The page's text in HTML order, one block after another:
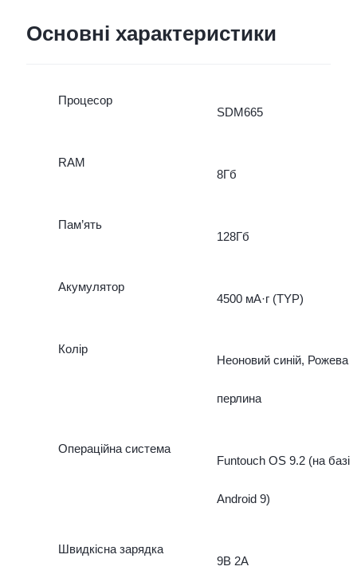
Основні характеристики
Процесор
SDM665
RAM
8Гб
Пам’ять
128Гб
Акумулятор
4500 мА·г (TYP)
Колір
Неоновий синій, Рожева
перлина
Операційна система
Funtouch OS 9.2 (на базі
Android 9)
Швидкісна зарядка
9В 2A